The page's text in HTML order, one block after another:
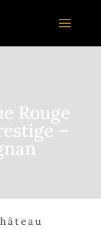
Rouge
–